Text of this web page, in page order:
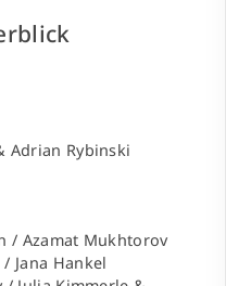
Adrian Rybinski
/ Azamat Mukhtorov
Jana Hankel